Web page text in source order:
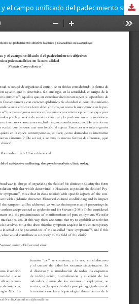
Las Categorías clínicas y el campo unificado del padecimiento subjetivo: la clínica psicoanalítica en la actualidad.